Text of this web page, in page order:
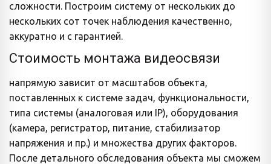
сложности. Построим систему от нескольких до
нескольких сот точек наблюдения качественно,
аккуратно и с гарантией.
Стоимость монтажа видеосвязи
напрямую зависит от масштабов объекта,
поставленных к системе задач, функциональности,
типа системы (аналоговая или IP), оборудования
(камера, регистратор, питание, стабилизатор
напряжения и пр.) и множества других факторов.
После детального обследования объекта мы сможем